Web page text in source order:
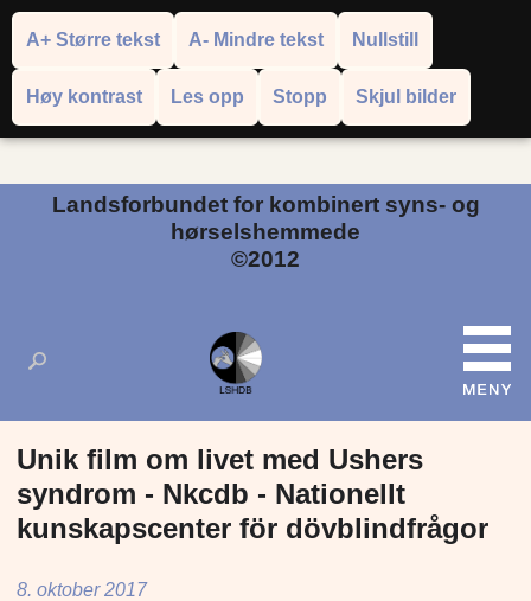
A+ Større tekst A- Mindre tekst Nullstill
Høy kontrast Les opp Stopp Skjul bilder
Landsforbundet for kombinert syns- og
hørselshemmede
©2012
Unik film om livet med Ushers
syndrom - Nkcdb - Nationellt
kunskapscenter för dövblindfrågor
8. oktober 2017
Powered by Translate